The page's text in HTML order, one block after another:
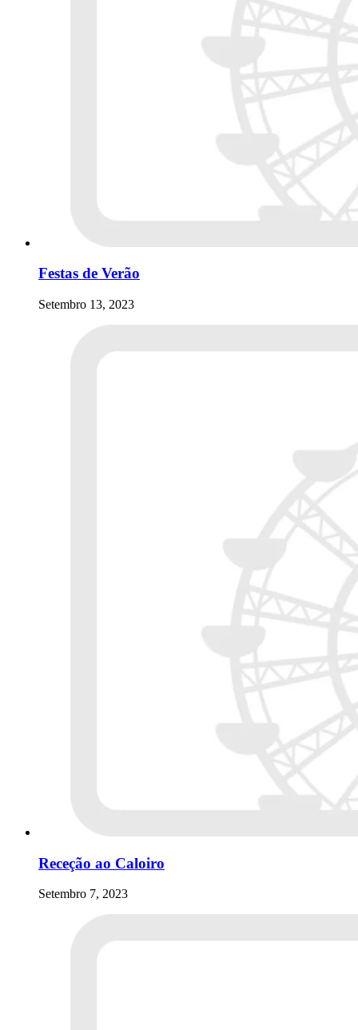
Festas de Verão
Setembro 13, 2023
Receção ao Caloiro
Setembro 7, 2023